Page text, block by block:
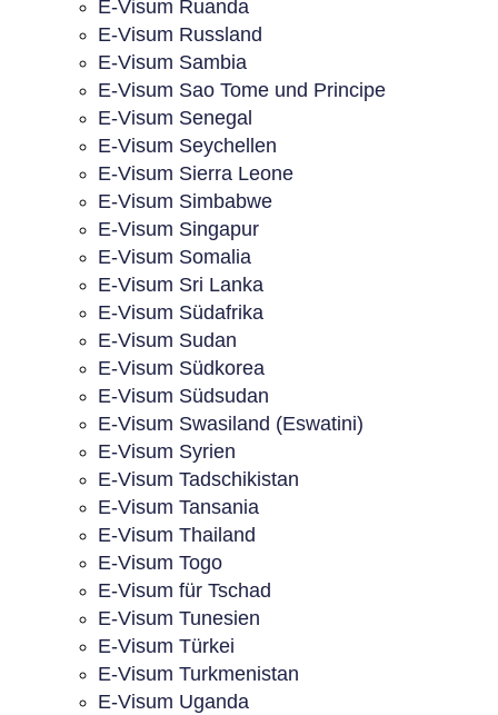
E-Visum Ruanda
E-Visum Russland
E-Visum Sambia
E-Visum Sao Tome und Principe
E-Visum Senegal
E-Visum Seychellen
E-Visum Sierra Leone
E-Visum Simbabwe
E-Visum Singapur
E-Visum Somalia
E-Visum Sri Lanka
E-Visum Südafrika
E-Visum Sudan
E-Visum Südkorea
E-Visum Südsudan
E-Visum Swasiland (Eswatini)
E-Visum Syrien
E-Visum Tadschikistan
E-Visum Tansania
E-Visum Thailand
E-Visum Togo
E-Visum für Tschad
E-Visum Tunesien
E-Visum Türkei
E-Visum Turkmenistan
E-Visum Uganda